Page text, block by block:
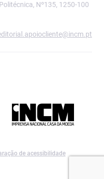
Nº135, 1250-100
de acessibilidade